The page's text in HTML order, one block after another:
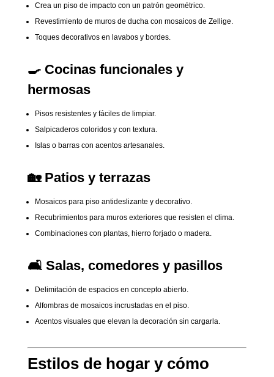
Crea un piso de impacto con un patrón geométrico.
Revestimiento de muros de ducha con mosaicos de Zellige.
Toques decorativos en lavabos y bordes.
🍳 Cocinas funcionales y
hermosas
Pisos resistentes y fáciles de limpiar.
Salpicaderos coloridos y con textura.
Islas o barras con acentos artesanales.
🏡 Patios y terrazas
Mosaicos para piso antideslizante y decorativo.
Recubrimientos para muros exteriores que resisten el clima.
Combinaciones con plantas, hierro forjado o madera.
🛋️ Salas, comedores y pasillos
Delimitación de espacios en concepto abierto.
Alfombras de mosaicos incrustadas en el piso.
Acentos visuales que elevan la decoración sin cargarla.
Estilos de hogar y cómo